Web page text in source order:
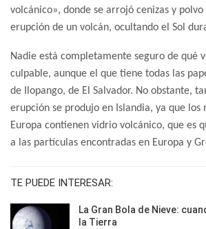
volcánico», donde se arrojó cenizas y
erupción de un volcán, ocultando el Sol
Nadie está completamente seguro de qué
culpable, aunque el que tiene todas las
de Ilopango, de El Salvador. No obstante,
erupción se produjo en Islandia, ya que los
Europa contienen vidrio volcánico, que es
a las partículas encontradas en Europa y
TE PUEDE INTERESAR:
La Gran Bola de Nieve:
la Tierra